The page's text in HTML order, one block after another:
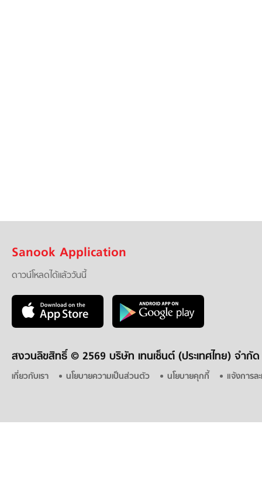
Sanook Application
ดาวน์โหลดได้แล้ววันนี้
สงวนลิขสิทธิ์ © 2569 บริษัท เทนเซ็นต์ (ประเทศไทย) จำกัด
เกี่ยวกับเรา นโยบายความเป็นส่วนตัว นโยบายคุกกี้ แจ้งการล